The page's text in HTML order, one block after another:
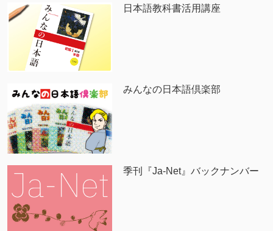
日本語教科書活用講座
みんなの日本語倶楽部
季刊『Ja-Net』バックナンバー